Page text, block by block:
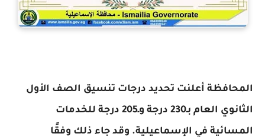
المحافظة أعلنت تحديد درجات تنسيق الصف الأول
الثانوي العام بـ230 درجة وـ205 درجة للخدمات
المسائية في الإسماعيلية. وقد جاء ذلك وفقًا